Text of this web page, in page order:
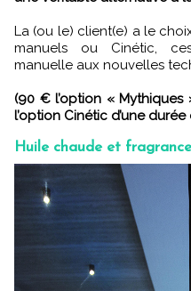
La (ou le) client(e) a le
manuels ou Cinétic,
manuelle aux nouvelles
(90 € l’option « Mythiques
l’option Cinétic d’une durée
Huile chaude et